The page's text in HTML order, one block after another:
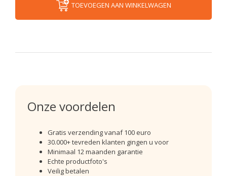
TOEVOEGEN AAN WINKELWAGEN
Onze voordelen
Gratis verzending vanaf 100 euro
30.000+ tevreden klanten gingen u voor
Minimaal 12 maanden garantie
Echte productfoto's
Veilig betalen